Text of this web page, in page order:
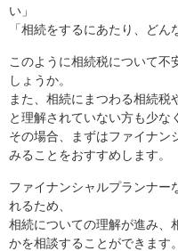
い」
「相続をするにあたり、どん
このように相続税について不
しょうか。
また、相続にまつわる相続税
と理解されていない方も少な
その場合、まずはファイナン
みることをおすすめします。
ファイナンシャルプランナー
れるため、
相続についての理解が進み、
かを相談することができます。